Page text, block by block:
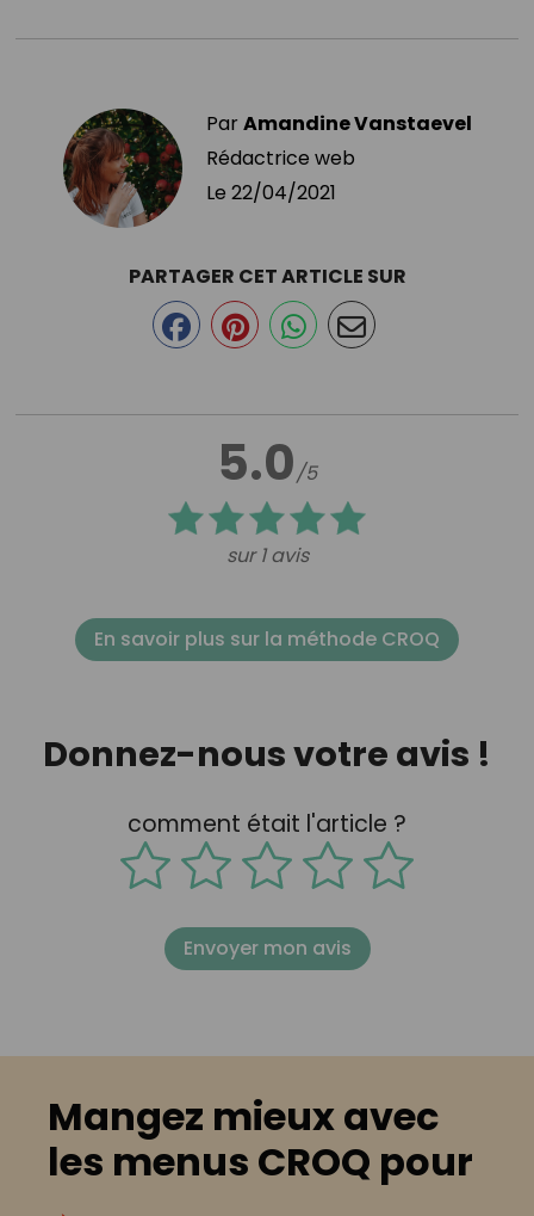
ParAmandine Vanstaevel
Rédactrice web
Le 22/04/2021
5.0/5
sur 1 avis
PARTAGER CET ARTICLE SUR
En savoir plus sur la méthode CROQ
Donnez-nous votre avis !
comment était l'article ?
Envoyer mon avis
Mangez mieux avec
les menus CROQ pour